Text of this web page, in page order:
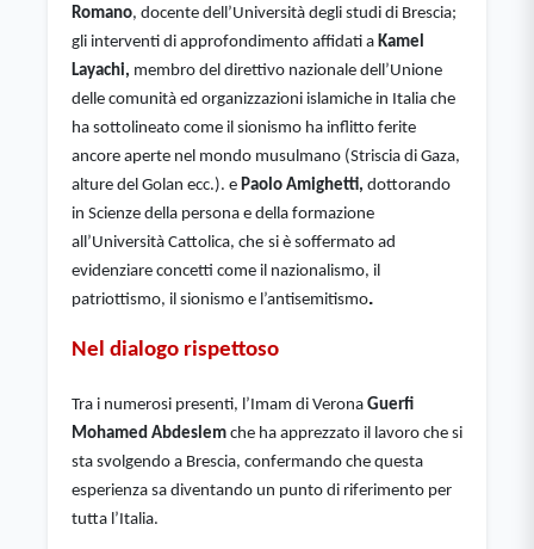
Romano, docente dell’Università degli studi di Brescia;
gli interventi di approfondimento affidati a Kamel
Layachi, membro del direttivo nazionale dell’Unione
delle comunità ed organizzazioni islamiche in Italia che
ha sottolineato come il sionismo ha inflitto ferite
ancore aperte nel mondo musulmano (Striscia di Gaza,
alture del Golan ecc.). e Paolo Amighetti, dottorando
in Scienze della persona e della formazione
all’Università Cattolica, che si è soffermato ad
evidenziare concetti come il nazionalismo, il
patriottismo, il sionismo e l’antisemitismo.
Nel dialogo rispettoso
Tra i numerosi presenti, l’Imam di Verona Guerfi
Mohamed Abdeslem che ha apprezzato il lavoro che si
sta svolgendo a Brescia, confermando che questa
esperienza sa diventando un punto di riferimento per
tutta l’Italia.